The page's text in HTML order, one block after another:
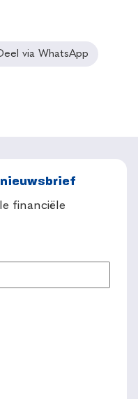
via WhatsApp
nieuwsbrief
financiële